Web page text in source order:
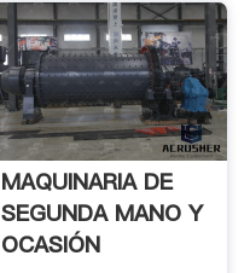
MAQUINARIA DE
SEGUNDA MANO Y
OCASIÓN